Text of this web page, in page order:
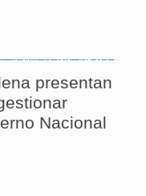
presentan
Nacional